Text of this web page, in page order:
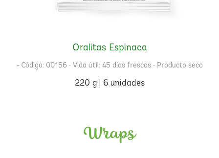
Oralitas Espinaca
» Código: 00156 • Vida útil: 45 días frescas • Producto seco
220 g | 6 unidades
Wraps